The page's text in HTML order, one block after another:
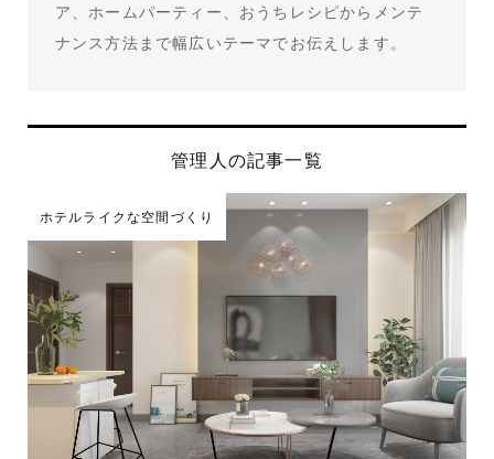
ア、ホームパーティー、おうちレシピからメンテ
ナンス方法まで幅広いテーマでお伝えします。
管理人の記事一覧
ホテルライクな空間づくり